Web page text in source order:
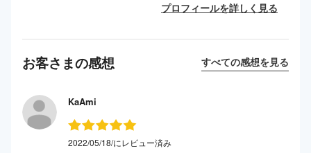
プロフィールを詳しく見る
お客さまの感想 すべての感想を見る
KaAmi
2022/05/18/にレビュー済み